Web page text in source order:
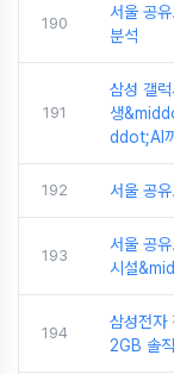
190
서울 공
분석
191
삼성 갤
생
ddot;AI
192 서울 공
193
서울 공
시설
194
삼성전
2GB 솔